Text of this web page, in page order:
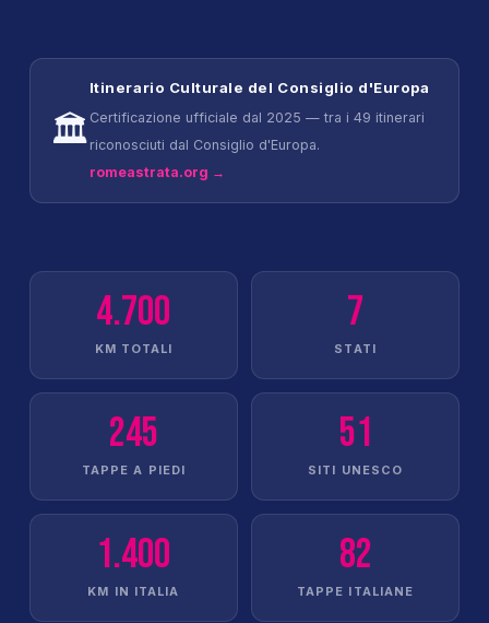
🏛️
Itinerario Culturale del Consiglio d'Europa
Certificazione ufficiale dal 2025 — tra i 49 itinerari
riconosciuti dal Consiglio d'Europa.
romeastrata.org →
4.700
KM TOTALI
7
STATI
245
TAPPE A PIEDI
51
SITI UNESCO
1.400
KM IN ITALIA
82
TAPPE ITALIANE